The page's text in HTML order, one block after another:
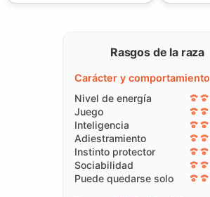
Rasgos de la raza
Carácter y comportamiento
Nivel de energía
Juego
Inteligencia
Adiestramiento
Instinto protector
Sociabilidad
Puede quedarse solo